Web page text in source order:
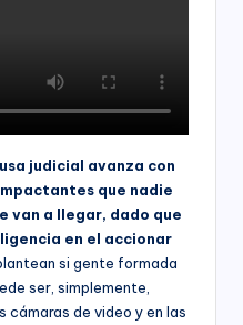
judicial avanza con
que nadie
van a llegar, dado que
en el accionar
si gente formada
ser, simplemente,
cámaras de video y en las